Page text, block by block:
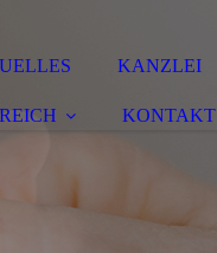
KANZLEI
KONTAKT